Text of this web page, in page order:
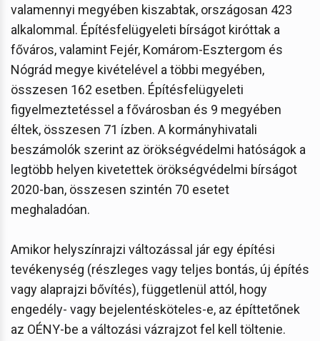
valamennyi megyében kiszabtak, országosan 423
alkalommal. Építésfelügyeleti bírságot kiróttak a
főváros, valamint Fejér, Komárom-Esztergom és
Nógrád megye kivételével a többi megyében,
összesen 162 esetben. Építésfelügyeleti
figyelmeztetéssel a fővárosban és 9 megyében
éltek, összesen 71 ízben. A kormányhivatali
beszámolók szerint az örökségvédelmi hatóságok a
legtöbb helyen kivetettek örökségvédelmi bírságot
2020-ban, összesen szintén 70 esetet
meghaladóan.
Amikor helyszínrajzi változással jár egy építési
tevékenység (részleges vagy teljes bontás, új építés
vagy alaprajzi bővítés), függetlenül attól, hogy
engedély- vagy bejelentésköteles-e, az építtetőnek
az OÉNY-be a változási vázrajzot fel kell töltenie.